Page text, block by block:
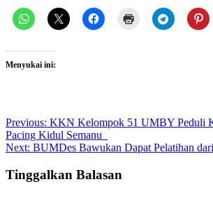
Menyukai ini:
Post
navigation
Previous: KKN Kelompok 51 UMBY Peduli
Pacing Kidul Semanu
Next: BUMDes Bawukan Dapat Pelatihan
Tinggalkan Balasan